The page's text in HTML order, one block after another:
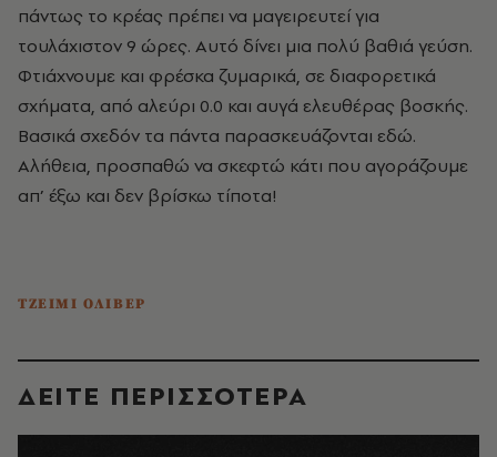
πάντως το κρέας πρέπει να μαγειρευτεί για
τουλάχιστον 9 ώρες. Αυτό δίνει μια πολύ βαθιά γεύση.
Φτιάχνουμε και φρέσκα ζυμαρικά, σε διαφορετικά
σχήματα, από αλεύρι 0.0 και αυγά ελευθέρας βοσκής.
Βασικά σχεδόν τα πάντα παρασκευάζονται εδώ.
Αλήθεια, προσπαθώ να σκεφτώ κάτι που αγοράζουμε
απ’ έξω και δεν βρίσκω τίποτα!
ΤΖΕΙΜΙ ΟΛΙΒΕΡ
ΔΕΙΤΕ ΠΕΡΙΣΣΟΤΕΡΑ